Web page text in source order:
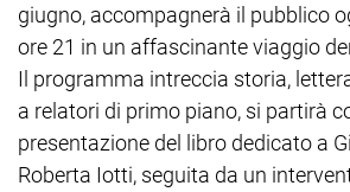
giugno, accompagnerà il pubblico
ore 21 in un affascinante viaggio
Il programma intreccia storia,
a relatori di primo piano, si partirà
presentazione del libro dedicato a
Roberta Iotti, seguita da un